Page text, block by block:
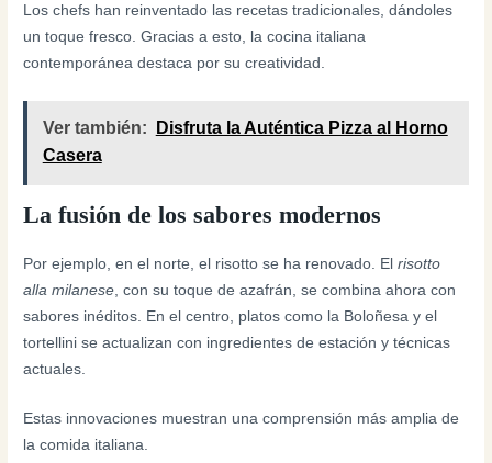
Los chefs han reinventado las recetas tradicionales, dándoles
un toque fresco. Gracias a esto, la cocina italiana
contemporánea destaca por su creatividad.
Ver también:
Disfruta la Auténtica Pizza al Horno
Casera
La fusión de los sabores modernos
Por ejemplo, en el norte, el risotto se ha renovado. Elrisotto
alla milanese , con su toque de azafrán, se combina ahora con
sabores inéditos. En el centro, platos como la Boloñesa y el
tortellini se actualizan con ingredientes de estación y técnicas
actuales.
Estas innovaciones muestran una comprensión más amplia de
la comida italiana.